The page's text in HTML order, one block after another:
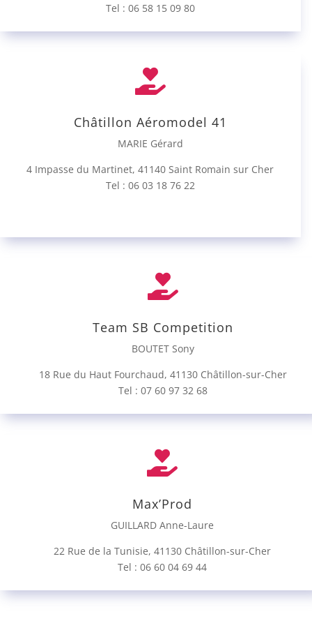
Tel : 06 58 15 09 80

Châtillon Aéromodel 41
MARIE Gérard
4 Impasse du Martinet, 41140 Saint Romain sur Cher
Tel : 06 03 18 76 22

Team SB Competition
BOUTET Sony
18 Rue du Haut Fourchaud, 41130 Châtillon-sur-Cher
Tel : 07 60 97 32 68

Max’Prod
GUILLARD Anne-Laure
22 Rue de la Tunisie, 41130 Châtillon-sur-Cher
Tel : 06 60 04 69 44